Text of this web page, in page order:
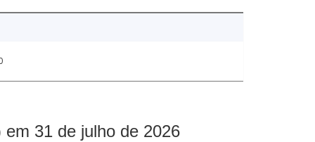
31 de julho de 2026